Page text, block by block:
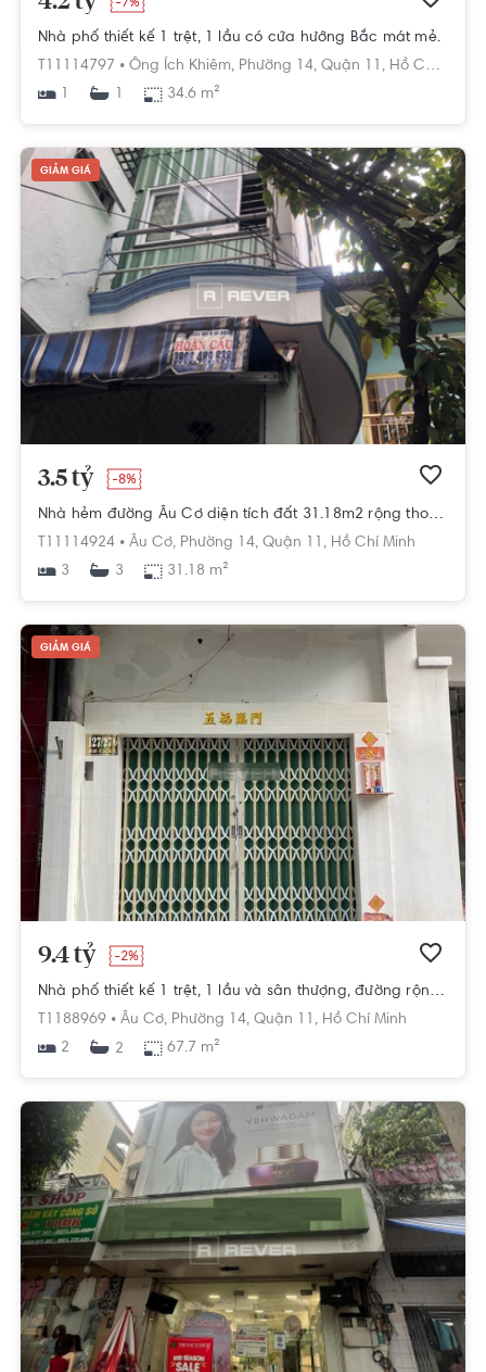
-7%
Nhà phố thiết kế 1 trệt, 1 lầu có cửa hướng Bắc mát mẻ.
T11114797 • Ông Ích Khiêm, Phường 14, Quận 11, Hồ Chí Minh
1 34.6 m²
GIẢM GIÁ
3.5 tỷ -8%
Nhà hẻm đường Âu Cơ diện tích đất 31.18m2 rộng thoáng.
T11114924 • Âu Cơ, Phường 14, Quận 11, Hồ Chí Minh
3
3 31.18 m²
GIẢM GIÁ
9.4 tỷ -2%
Nhà phố thiết kế 1 trệt, 1 lầu và sân thượng, đường rộng 10m thông thoáng.
T1188969 • Âu Cơ, Phường 14, Quận 11, Hồ Chí Minh
2
2 67.7 m²